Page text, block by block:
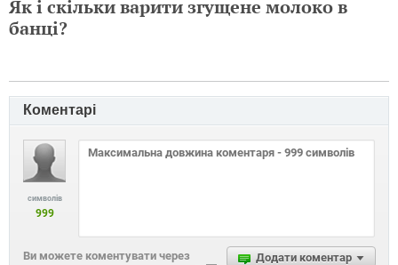
Як і скільки варити згущене молоко в
банці?
Коментарі
символів
999
Додати коментар
Ви можете коментувати через